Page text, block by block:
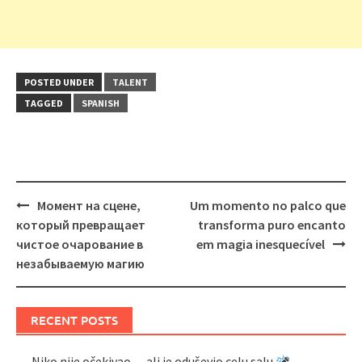
POSTED UNDER
TALENT
TAGGED
SPANISH
Post
navigation
Момент на сцене,
который превращает
чистое очарование в
незабываемую магию
Um momento no palco que
transforma puro encanto
em magia inesquecível
RECENT POSTS